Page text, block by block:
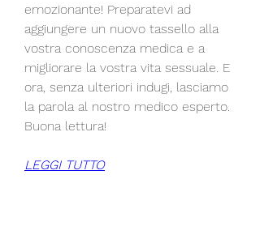
emozionante! Preparatevi ad
aggiungere un nuovo tassello alla
vostra conoscenza medica e a
migliorare la vostra vita sessuale. E
ora, senza ulteriori indugi, lasciamo
la parola al nostro medico esperto.
Buona lettura!
LEGGI TUTTO